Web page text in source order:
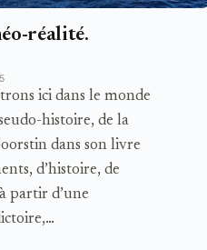
réalité.
ici dans le monde
histoire, de la
dans son livre
d’histoire, de
partir d’une